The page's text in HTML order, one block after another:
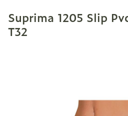
Suprima 1205 Slip
T32